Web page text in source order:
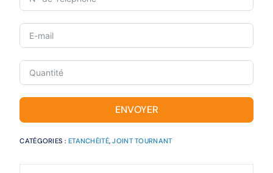
ENVOYER
CATÉGORIES :ETANCHÉITÉ,JOINT TOURNANT